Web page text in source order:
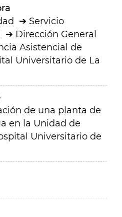
Servicio
Dirección General
Asistencial de
Universitario de La
de una planta de
en la Unidad de
Universitario de